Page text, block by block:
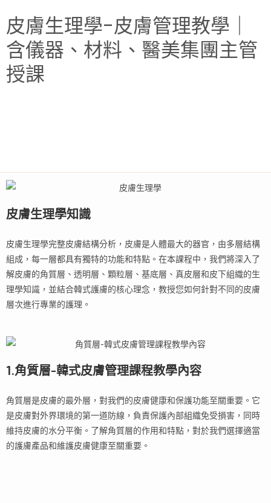
皮膚生理學-皮膚管理教學｜
含儀器、材料、醫美集團主管
授課
皮膚生理學知識
皮膚生理學完整皮膚結構分析，皮膚是人體最大的器官，由多層結構
組成，每一層都具有獨特的功能和特點。在本課程中，我們將深入了
解皮膚的角質層、透明層、顆粒層、基底層、真皮層和皮下組織的生
理學知識，並結合韓式護膚的核心理念，教授您如何針對不同的皮膚
層次進行專業的護理。
1.角質層-韓式皮膚管理課程教學內容
角質層是皮膚的最外層，對我們的皮膚健康和保護功能至關重要。它
是皮膚對外界環境的第一道防線，負責保護內部組織免受損害，同時
維持皮膚的水分平衡。了解角質層的作用和特點，對於我們選擇適當
的護膚產品和維護皮膚健康至關重要。